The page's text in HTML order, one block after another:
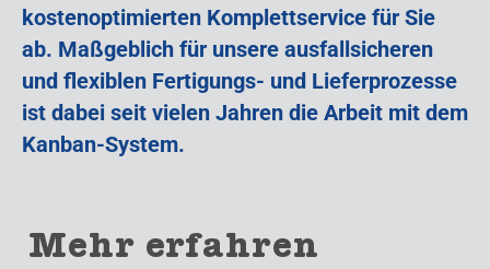
kostenoptimierten Komplettservice für Sie
ab. Maßgeblich für unsere ausfallsicheren
und flexiblen Fertigungs- und Lieferprozesse
ist dabei seit vielen Jahren die Arbeit mit dem
Kanban-System.
Mehr erfahren